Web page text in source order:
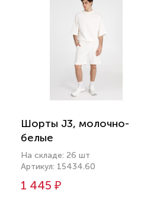
Шорты J3, молочно-
белые
На складе: 26 шт
Артикул: 15434.60
1 445 ₽